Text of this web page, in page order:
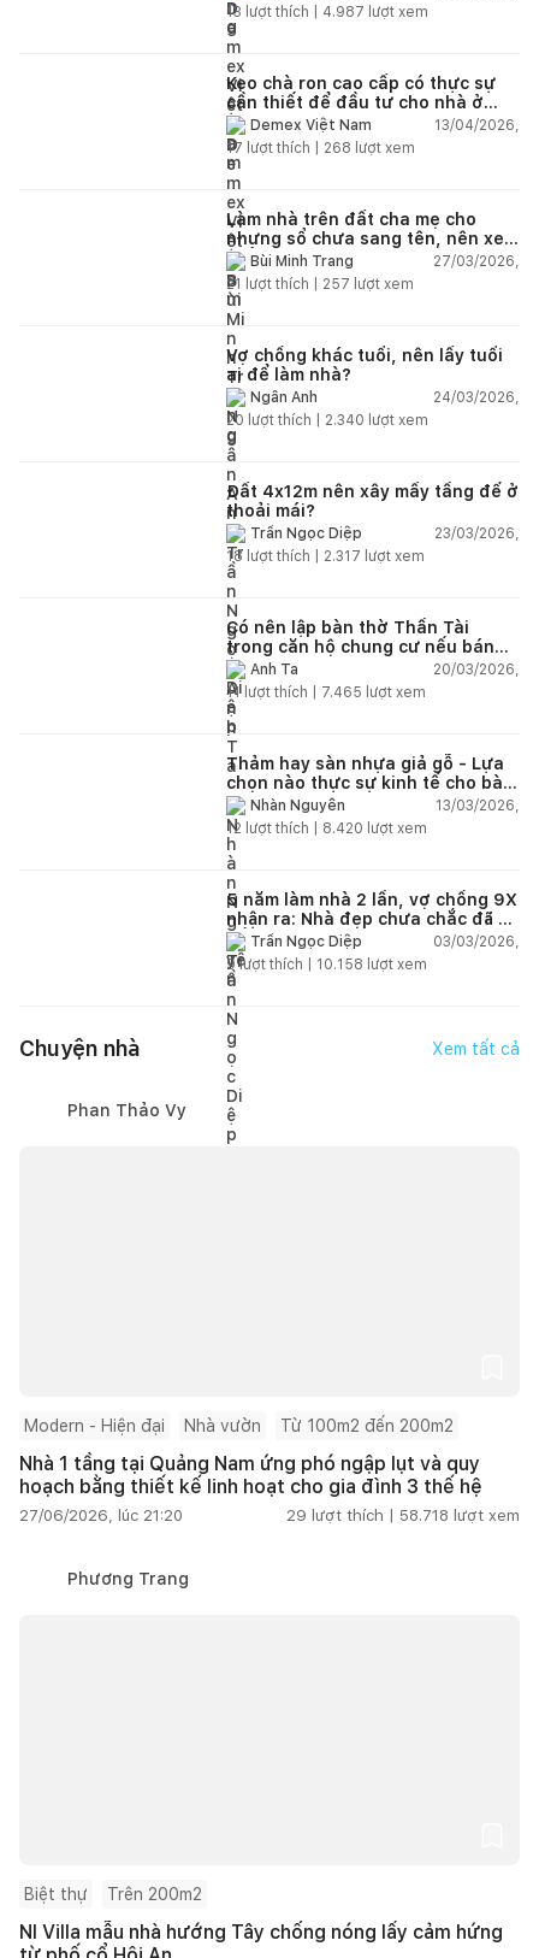
13 lượt thích | 4.987 lượt xem
Keo chà ron cao cấp có thực sự
cần thiết để đầu tư cho nhà ở
dân dụng?
Demex Việt Nam
13/04/2026,
17 lượt thích | 268 lượt xem
Làm nhà trên đất cha mẹ cho
nhưng sổ chưa sang tên, nên xem
tuổi ai?
Bùi Minh Trang
27/03/2026,
21
lượt thích | 257 lượt xem
Vợ chồng khác tuổi, nên lấy tuổi
ai để làm nhà?
Ngân Anh
24/03/2026,
20 lượt thích | 2.340 lượt xem
Đất 4x12m nên xây mấy tầng để ở
thoải mái?
Trần Ngọc Diệp
23/03/2026,
18 lượt thích | 2.317 lượt xem
Có nên lập bàn thờ Thần Tài
trong căn hộ chung cư nếu bán
hàng online?
Anh Ta
20/03/2026,
11lượt thích | 7.465 lượt xem
Thảm hay sàn nhựa giả gỗ - Lựa
chọn nào thực sự kinh tế cho bài
toán lâu dài?
Nhàn Nguyễn
13/03/2026,
12 lượt thích | 8.420 lượt xem
5 năm làm nhà 2 lần, vợ chồng 9X
nhận ra: Nhà đẹp chưa chắc đã dễ
sống!Trần Ngọc Diệp
03/03/2026,
9lượt thích | 10.158 lượt xem
Chuyện nhà Xem tất cả
Phan Thảo Vy
Modern - Hiện đại Nhà vườn Từ 100m2 đến 200m2
Nhà 1 tầng tại Quảng Nam ứng phó ngập lụt và quy
hoạch bằng thiết kế linh hoạt cho gia đình 3 thế hệ
27/06/2026, lúc 21:20 29 lượt thích | 58.718 lượt xem
Phương Trang
Biệt thự Trên 200m2
NI Villa mẫu nhà hướng Tây chống nóng lấy cảm hứng